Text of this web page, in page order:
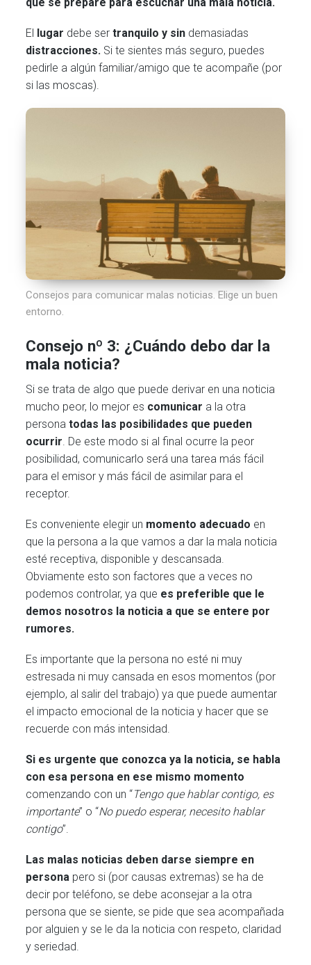
El lugar debe sertranquilo y sin demasiadas
distracciones. Si te sientes más seguro, puedes
pedirle a algún familiar/amigo que te acompañe (por
si las moscas).
Consejos para comunicar malas noticias. Elige un buen
entorno.
Consejo nº 3: ¿Cuándo debo dar la
mala noticia?
Si se trata de algo que puede derivar en una noticia
mucho peor, lo mejor es comunicar a la otra
personatodas las posibilidades que pueden
ocurrir . De este modo si al final ocurre la peor
posibilidad, comunicarlo será una tarea más fácil
para el emisor y más fácil de asimilar para el
receptor.
Es conveniente elegir un momento adecuado en
que la persona a la que vamos a dar la mala noticia
esté receptiva, disponible y descansada.
Obviamente esto son factores que a veces no
podemos controlar, ya que es preferible que le
demos nosotros la noticia a que se entere por
rumores.
Es importante que la persona no esté ni muy
estresada ni muy cansada en esos momentos (por
ejemplo, al salir del trabajo) ya que puede aumentar
el impacto emocional de la noticia y hacer que se
recuerde con más intensidad.
Si es urgente que conozca ya la noticia, se habla
con esa persona en ese mismo momento
comenzando con un “Tengo que hablar contigo, es
importante” o “No puedo esperar, necesito hablar
contigo”.
Las malas noticias deben darse siempre en
persona pero si (por causas extremas) se ha de
decir por teléfono, se debe aconsejar a la otra
persona que se siente, se pide que sea acompañada
por alguien y se le da la noticia con respeto, claridad
y seriedad.